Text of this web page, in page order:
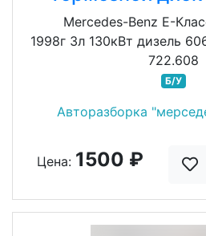
Mercedes-Benz E-
1998г 3л 130кВт дизель
722.608
Б/У
Авторазборка
Цена: 1500 ₽